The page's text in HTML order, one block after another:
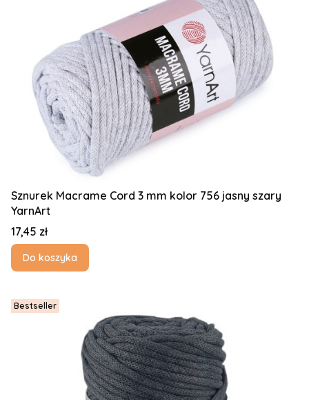
Sznurek Macrame Cord 3 mm kolor 756 jasny szary
YarnArt
Cena
17,45 zł
Do koszyka
Bestseller